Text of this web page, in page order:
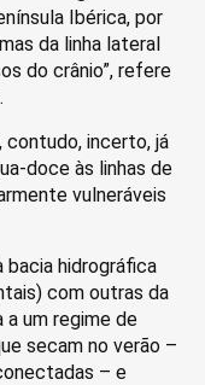
Ibérica, por
da linha lateral
do crânio”, refere
incerto, já
doce às linhas de
vulneráveis
bacia hidrográfica
com outras da
um regime de
secam no verão –
– e